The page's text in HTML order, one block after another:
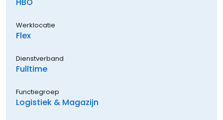
Werklocatie
Flex
Dienstverband
Fulltime
Functiegroep
Logistiek & Magazijn